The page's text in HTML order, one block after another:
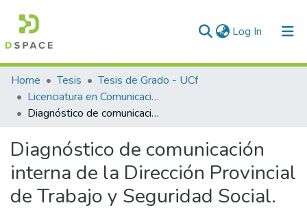
Log In (current)
Communities & Collections
All of DSpace
Home Tesis
Tesis de Grado - UCf
Licenciatura en Comunicación Social
Diagnóstico de comunicación interna de la Dirección Provincial de Trabajo y Seguridad Social.
Diagnóstico de comunicación
interna de la Dirección Provincial
de Trabajo y Seguridad Social.